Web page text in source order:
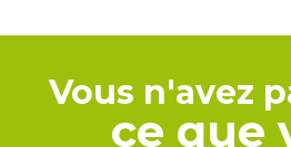
Vous n'avez
ce que